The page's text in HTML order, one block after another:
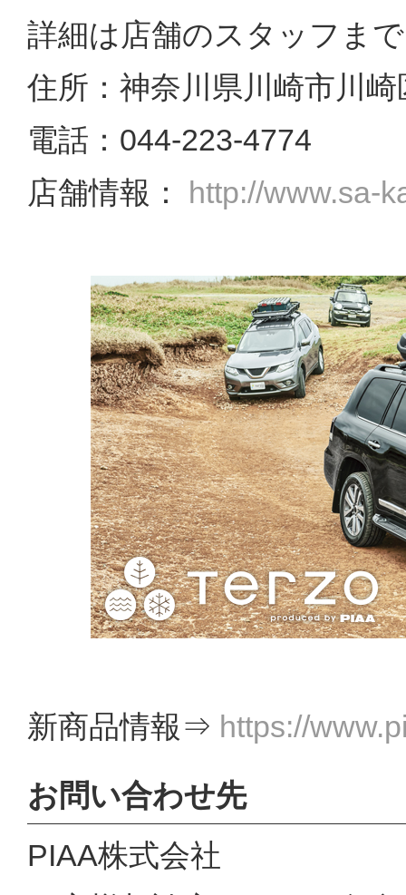
詳細は店舗のスタッフま
住所：神奈川県川崎市川
電話：044-223-4774
店舗情報：
http://www.sa-
新商品情報⇒ https://
お問い合わせ先
PIAA株式会社